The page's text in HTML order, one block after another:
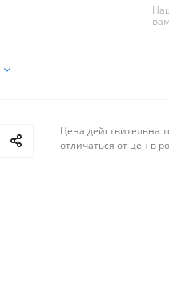
Цена действительна
отличаться от цен в